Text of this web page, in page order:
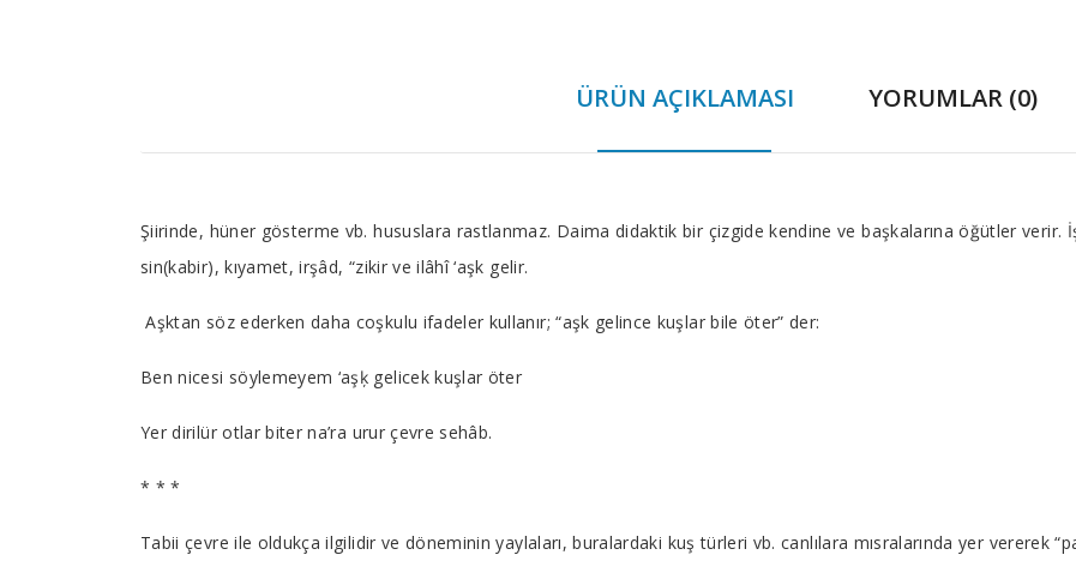
ÜRÜN AÇIKLAMASI YORUMLAR (0)
Tab
Article
Şiirinde, hüner gösterme vb. hususlara rastlanmaz. Daima didaktik bir çizgide kendine ve başkalarına öğütler verir.
sin(kabir), kıyamet, irşâd, “zikir ve ilâhî ‘aşk gelir.
Aşktan söz ederken daha coşkulu ifadeler kullanır; “aşk gelince kuşlar bile öter” der:
Ben nicesi söylemeyem ‘aşķ gelicek kuşlar öter
Yer dirilür otlar biter na’ra urur çevre sehâb.
* * *
Tabii çevre ile oldukça ilgilidir ve döneminin yaylaları, buralardaki kuş türleri vb. canlılara mısralarında yer vererek